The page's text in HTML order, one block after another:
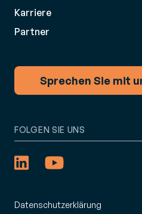
Karriere
Partner
Sprechen Sie mit
Datenschutzerklärung
FOLGEN SIE UNS